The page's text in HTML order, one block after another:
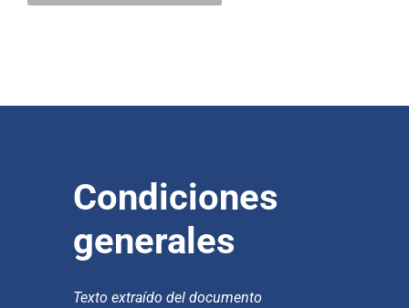
Condiciones
generales
Texto extraído del documento